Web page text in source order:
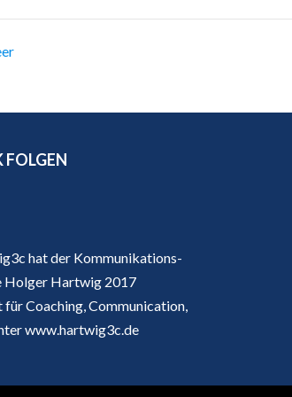
FOLGEN
hat der Kommunikations-
Holger Hartwig 2017
für Coaching, Communication,
www.hartwig3c.de